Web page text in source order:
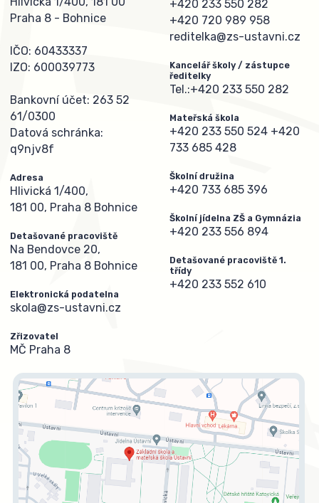
Praha 8 - Bohnice
IČO: 60433337
IZO: 600039773
Bankovní účet: 263 52
61/0300
Datová schránka:
q9njv8f
Adresa
Hlivická 1/400,
181 00, Praha 8 Bohnice
Detašované pracoviště
Na Bendovce 20,
181 00, Praha 8 Bohnice
Elektronická podatelna
skola@zs-ustavni.cz
Zřizovatel
MČ Praha 8
+420 233 550 282
+420 720 989 958
reditelka@zs-ustavni.cz
Kancelář školy / zástupce
ředitelky
Tel.:+420 233 550 282
Mateřská škola
+420 233 550 524 +420
733 685 428
Školní družina
+420 733 685 396
Školní jídelna ZŠ a Gymnázia
+420 233 556 894
Detašované pracoviště 1.
třídy
+420 233 552 610